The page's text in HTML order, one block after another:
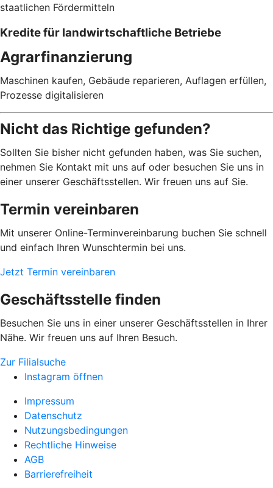
staatlichen Fördermitteln
Kredite für landwirtschaftliche Betriebe
Agrarfinanzierung
Maschinen kaufen, Gebäude reparieren, Auflagen erfüllen,
Prozesse digitalisieren
Nicht das Richtige gefunden?
Sollten Sie bisher nicht gefunden haben, was Sie suchen,
nehmen Sie Kontakt mit uns auf oder besuchen Sie uns in
einer unserer Geschäftsstellen. Wir freuen uns auf Sie.
Termin vereinbaren
Mit unserer Online-Terminvereinbarung buchen Sie schnell
und einfach Ihren Wunschtermin bei uns.
Jetzt Termin vereinbaren
Geschäftsstelle finden
Besuchen Sie uns in einer unserer Geschäftsstellen in Ihrer
Nähe. Wir freuen uns auf Ihren Besuch.
Zur Filialsuche
Instagram öffnen
Impressum
Datenschutz
Nutzungsbedingungen
Rechtliche Hinweise
AGB
Barrierefreiheit